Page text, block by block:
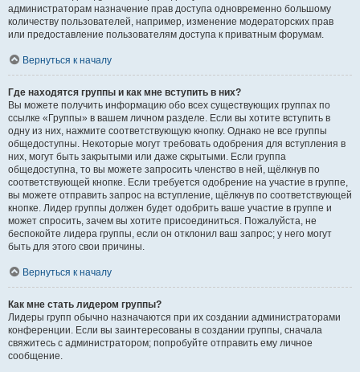
администраторам назначение прав доступа одновременно большому
количеству пользователей, например, изменение модераторских прав
или предоставление пользователям доступа к приватным форумам.
Вернуться к началу
Где находятся группы и как мне вступить в них?
Вы можете получить информацию обо всех существующих группах по
ссылке «Группы» в вашем личном разделе. Если вы хотите вступить в
одну из них, нажмите соответствующую кнопку. Однако не все группы
общедоступны. Некоторые могут требовать одобрения для вступления в
них, могут быть закрытыми или даже скрытыми. Если группа
общедоступна, то вы можете запросить членство в ней, щёлкнув по
соответствующей кнопке. Если требуется одобрение на участие в группе,
вы можете отправить запрос на вступление, щёлкнув по соответствующей
кнопке. Лидер группы должен будет одобрить ваше участие в группе и
может спросить, зачем вы хотите присоединиться. Пожалуйста, не
беспокойте лидера группы, если он отклонил ваш запрос; у него могут
быть для этого свои причины.
Вернуться к началу
Как мне стать лидером группы?
Лидеры групп обычно назначаются при их создании администраторами
конференции. Если вы заинтересованы в создании группы, сначала
свяжитесь с администратором; попробуйте отправить ему личное
сообщение.